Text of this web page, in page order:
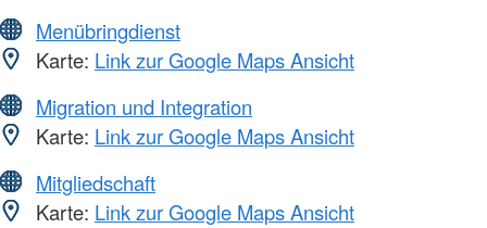
Menübringdienst
Karte: Link zur Google Maps Ansicht
Migration und Integration
Karte: Link zur Google Maps Ansicht
Mitgliedschaft
Karte: Link zur Google Maps Ansicht